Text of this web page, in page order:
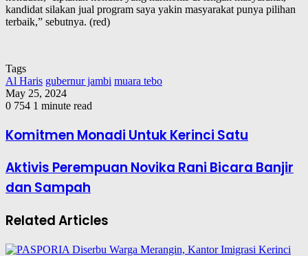
kandidat silakan jual program saya yakin masyarakat punya pilihan
terbaik,” sebutnya. (red)
Tags
Al Haris gubernur jambi muara tebo
May 25, 2024
0 754 1 minute read
Komitmen Monadi Untuk Kerinci Satu
Aktivis Perempuan Novika Rani Bicara Banjir
dan Sampah
Related Articles